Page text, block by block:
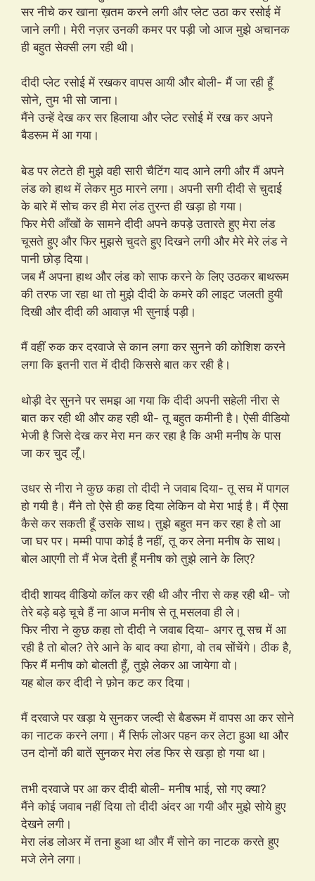
सर नीचे कर खाना ख़तम करने लगी और प्लेट उठा कर रसोई में
जाने लगी। मेरी नज़र उनकी कमर पर पड़ी जो आज मुझे अचानक
ही बहुत सेक्सी लग रही थी।
दीदी प्लेट रसोई में रखकर वापस आयी और बोली- मैं जा रही हूँ
सोने, तुम भी सो जाना।
मैंने उन्हें देख कर सर हिलाया और प्लेट रसोई में रख कर अपने
बैडरूम में आ गया।
बेड पर लेटते ही मुझे वही सारी चैटिंग याद आने लगी और मैं अपने
लंड को हाथ में लेकर मुठ मारने लगा। अपनी सगी दीदी से चुदाई
के बारे में सोच कर ही मेरा लंड तुरन्त ही खड़ा हो गया।
फिर मेरी आँखों के सामने दीदी अपने कपड़े उतारते हुए मेरा लंड
चूसते हुए और फिर मुझसे चुदते हुए दिखने लगी और मेरे मेरे लंड ने
पानी छोड़ दिया।
जब मैं अपना हाथ और लंड को साफ करने के लिए उठकर बाथरूम
की तरफ जा रहा था तो मुझे दीदी के कमरे की लाइट जलती हुयी
दिखी और दीदी की आवाज़ भी सुनाई पड़ी।
मैं वहीं रुक कर दरवाजे से कान लगा कर सुनने की कोशिश करने
लगा कि इतनी रात में दीदी किससे बात कर रही है।
थोड़ी देर सुनने पर समझ आ गया कि दीदी अपनी सहेली नीरा से
बात कर रही थी और कह रही थी- तू बहुत कमीनी है। ऐसी वीडियो
भेजी है जिसे देख कर मेरा मन कर रहा है कि अभी मनीष के पास
जा कर चुद लूँ।
उधर से नीरा ने कुछ कहा तो दीदी ने जवाब दिया- तू सच में पागल
हो गयी है। मैंने तो ऐसे ही कह दिया लेकिन वो मेरा भाई है। मैं ऐसा
कैसे कर सकती हूँ उसके साथ। तुझे बहुत मन कर रहा है तो आ
जा घर पर। मम्मी पापा कोई है नहीं, तू कर लेना मनीष के साथ।
बोल आएगी तो मैं भेज देती हूँ मनीष को तुझे लाने के लिए?
दीदी शायद वीडियो कॉल कर रही थी और नीरा से कह रही थी- जो
तेरे बड़े बड़े चूचे हैं ना आज मनीष से तू मसलवा ही ले।
फिर नीरा ने कुछ कहा तो दीदी ने जवाब दिया- अगर तू सच में आ
रही है तो बोल? तेरे आने के बाद क्या होगा, वो तब सोंचेंगे। ठीक है,
फिर मैं मनीष को बोलती हूँ, तुझे लेकर आ जायेगा वो।
यह बोल कर दीदी ने फ़ोन कट कर दिया।
मैं दरवाजे पर खड़ा ये सुनकर जल्दी से बैडरूम में वापस आ कर सोने
का नाटक करने लगा। मैं सिर्फ लोअर पहन कर लेटा हुआ था और
उन दोनों की बातें सुनकर मेरा लंड फिर से खड़ा हो गया था।
तभी दरवाजे पर आ कर दीदी बोली- मनीष भाई, सो गए क्या?
मैंने कोई जवाब नहीं दिया तो दीदी अंदर आ गयी और मुझे सोये हुए
देखने लगी।
मेरा लंड लोअर में तना हुआ था और मैं सोने का नाटक करते हुए
मजे लेने लगा।